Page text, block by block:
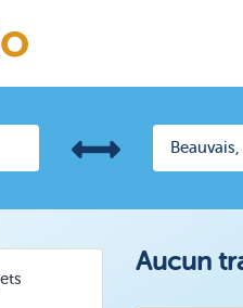
Aucun